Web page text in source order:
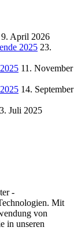
9. April 2026
2025 23.
11. November
14. September
Juli 2025
-
Mit
von
in unseren